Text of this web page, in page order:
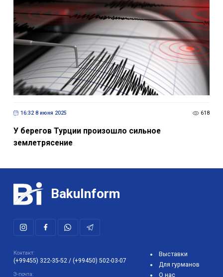
16:32 8 июня 2025 618
У берегов Турции произошло сильное
землетрясение
BakuInform
Контакт:
(+99455) 322-35-52 / (+99450) 502-03-07
Э-почта:
Выставки
Для гурманов
О нас